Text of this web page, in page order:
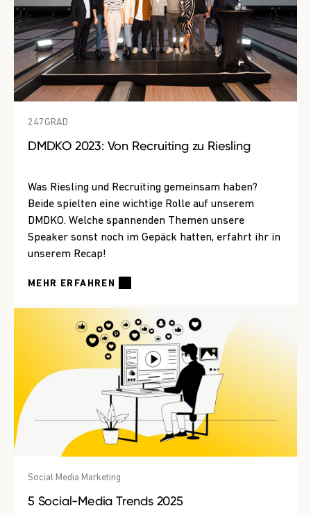
247GRAD
DMDKO 2023: Von Recruiting zu Riesling
Was Riesling und Recruiting gemeinsam haben?
Beide spielten eine wichtige Rolle auf unserem
DMDKO. Welche spannenden Themen unsere
Speaker sonst noch im Gepäck hatten, erfahrt ihr in
unserem Recap!
MEHR ERFAHREN
Social Media Marketing
5 Social-Media Trends 2025